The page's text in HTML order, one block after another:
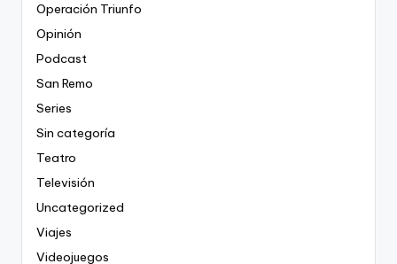
Operación Triunfo
Opinión
Podcast
San Remo
Series
Sin categoría
Teatro
Televisión
Uncategorized
Viajes
Videojuegos